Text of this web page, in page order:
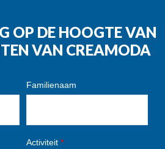
OP DE HOOGTE VAN
VAN CREAMODA
Familienaam
Activiteit *